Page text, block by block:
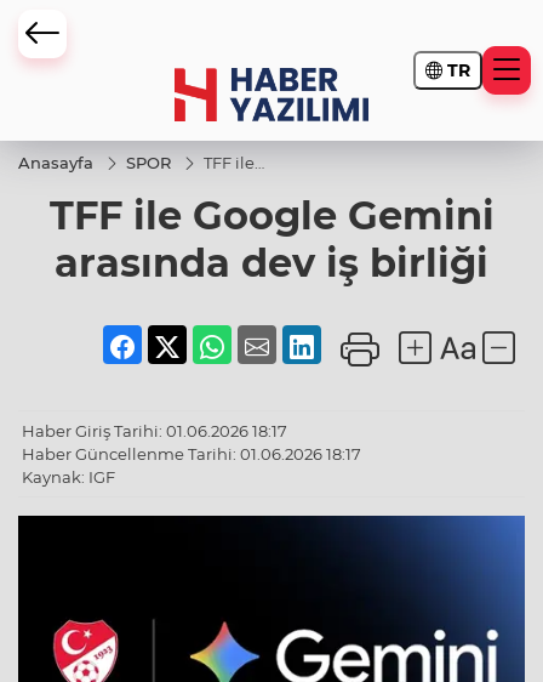
TR
Anasayfa SPOR
TFF ile
Gemini
arasında
birliği
TFF ile Google Gemini
arasında dev iş birliği
Haber Giriş Tarihi: 01.06.2026 18:17
Haber Güncellenme Tarihi: 01.06.2026 18:17
Kaynak: IGF